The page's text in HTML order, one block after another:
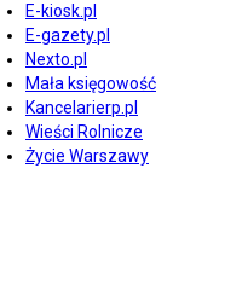
E-kiosk.pl
E-gazety.pl
Nexto.pl
Mała księgowość
Kancelarierp.pl
Wieści Rolnicze
Życie Warszawy